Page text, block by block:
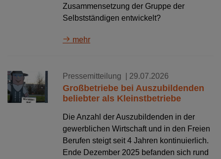
Zusammensetzung der Gruppe der
Selbstständigen entwickelt?
mehr
Pressemitteilung | 29.07.2026
Großbetriebe bei Auszubildenden
beliebter als Kleinstbetriebe
Die Anzahl der Auszubildenden in der
gewerblichen Wirtschaft und in den Freien
Berufen steigt seit 4 Jahren kontinuierlich.
Ende Dezember 2025 befanden sich rund